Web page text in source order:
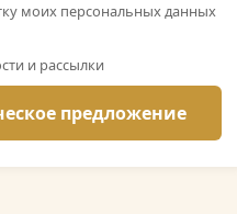
моих персональных данных
и рассылки